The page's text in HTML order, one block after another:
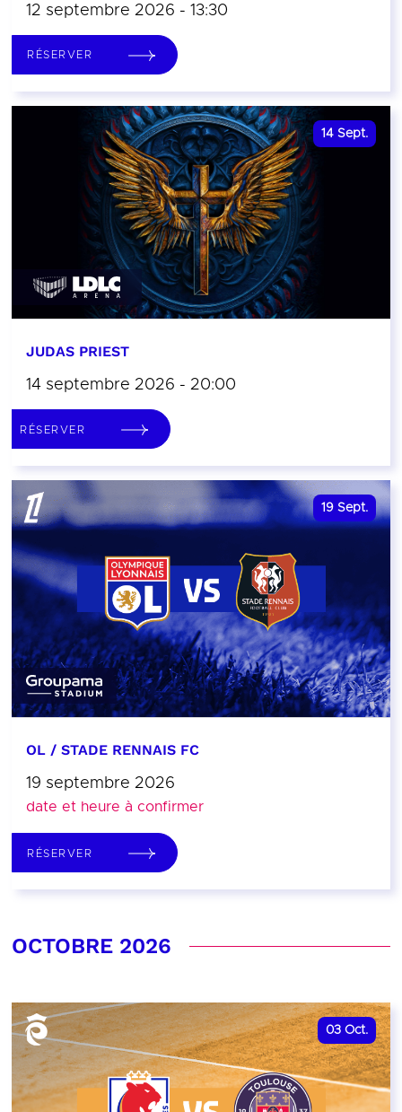
12 septembre 2026 - 13:30
RÉSERVER
14 Sept.
JUDAS PRIEST
14 septembre 2026 - 20:00
RÉSERVER
19 Sept.
OL / STADE RENNAIS FC
19 septembre 2026
date et heure à confirmer
RÉSERVER
OCTOBRE 2026
03 Oct.